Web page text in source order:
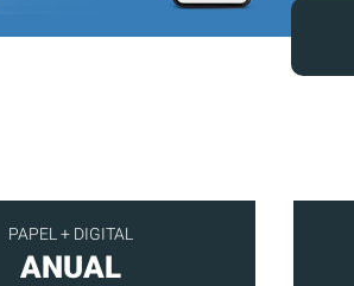
PAPEL + DIGITAL
ANUAL